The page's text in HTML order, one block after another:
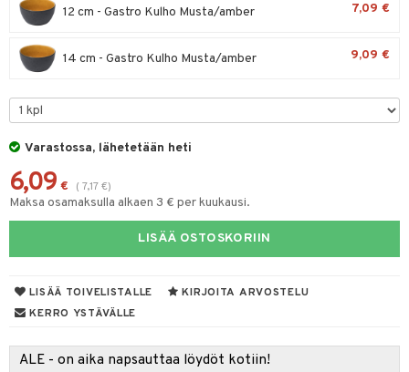
12 cm - Gastro Kulho Musta/amber 7,09 €
14 cm - Gastro Kulho Musta/amber 9,09 €
Varastossa, lähetetään heti
6,09 € ( 7,17€)
Maksa osamaksulla alkaen 3 € per kuukausi.
LISÄÄ OSTOSKORIIN
LISÄÄ TOIVELISTALLE
KIRJOITA ARVOSTELU
KERRO YSTÄVÄLLE
ALE - on aika napsauttaa löydöt kotiin!
sisustus
tekstiilit
säilytys
tekstiilit
Saalit
& Tyynyliinat
& Peitot
& Koukut
& Veistokset
& Lyhdyt
tekstiilit